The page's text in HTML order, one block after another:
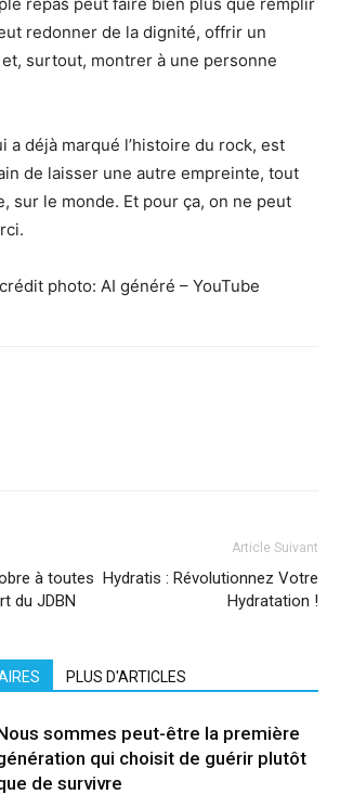
redonner de la dignité, offrir un
surtout, montrer à une personne
a déjà marqué l’histoire du rock, est
de laisser une autre empreinte, tout
sur le monde. Et pour ça, on ne peut
photo: AI généré – YouTube
à toutes
du JDBN
Article Suivant
Hydratis : Révolutionnez Votre
Hydratation !
PLUS D'ARTICLES
sommes peut-être la première
qui choisit de guérir plutôt
de survivre